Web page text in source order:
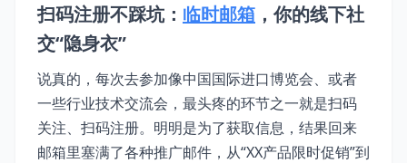
扫码注册不踩坑： 临时邮箱 ，你的线下社
交“隐身衣”
说真的，每次去参加像中国国际进口博览会、或者
一些行业技术交流会，最头疼的环节之一就是扫码
关注、扫码注册。明明是为了获取信息，结果回来
邮箱里塞满了各种推广邮件，从“XX产品限时促销”到